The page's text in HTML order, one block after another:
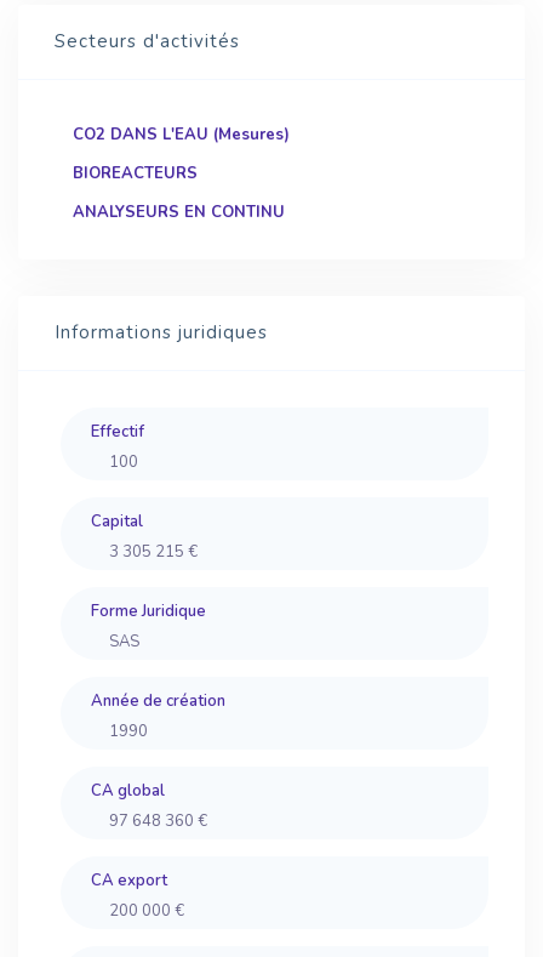
Secteurs d'activités
CO2 DANS L'EAU (Mesures)
BIOREACTEURS
ANALYSEURS EN CONTINU
Informations juridiques
Effectif
100
Capital
3 305 215 €
Forme Juridique
SAS
Année de création
1990
CA global
97 648 360 €
CA export
200 000 €